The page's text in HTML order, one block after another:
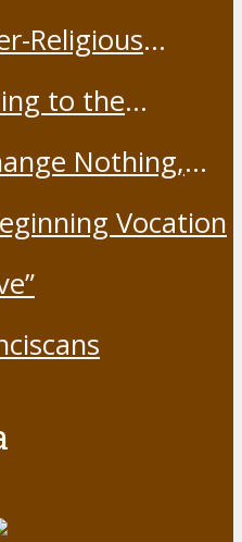
Religious
to the
Nothing,
Vocation